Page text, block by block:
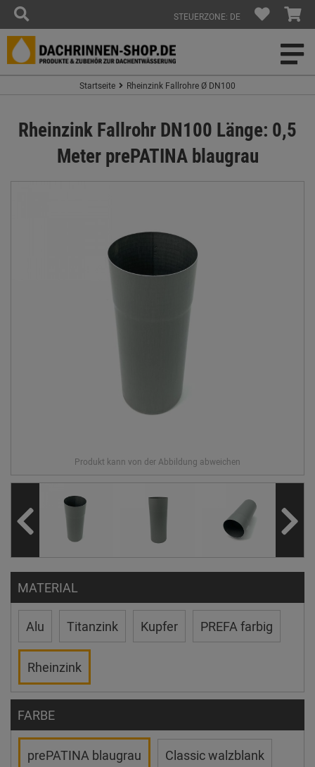
STEUERZONE: DE
Startseite Rheinzink Fallrohre Ø DN100
Rheinzink Fallrohr DN100 Länge: 0,5
Meter prePATINA blaugrau
MATERIAL
Alu Titanzink Kupfer PREFA farbig
Rheinzink
FARBE
prePATINA blaugrau Classic walzblank